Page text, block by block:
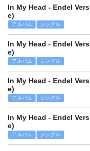
In My Head - Endel
e)
アルバム シングル
In My Head - Endel
e)
アルバム シングル
In My Head - Endel
e)
アルバム シングル
In My Head - Endel
e)
アルバム シングル